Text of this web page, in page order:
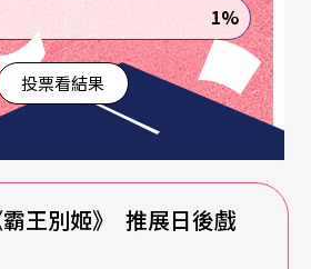
工作者或非劇場人出席。
，步入其內卻有股奇妙的氣
安排、桌椅燈光的定位，全出
在這個舞台上、四天裡，他認
，試圖把每件事情解釋清楚，
口裡吐出，並非激烈的論證或
1%
投票看結果
王別姬》 推展日後戲